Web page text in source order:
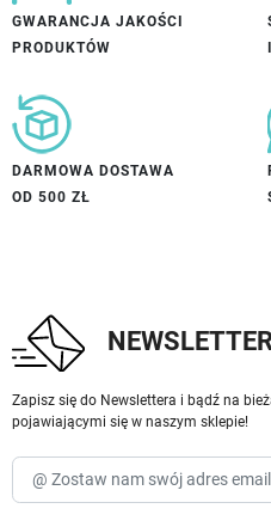
GWARANCJA JAKOŚCI
PRODUKTÓW
DARMOWA DOSTAWA
OD 500 ZŁ
NEWSLETTER
Zapisz się do Newslettera i bądź na
pojawiającymi się w naszym sklepie!